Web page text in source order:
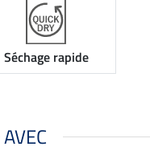
Séchage rapide